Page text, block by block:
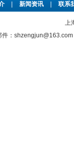
新闻资讯 联系
上
件：